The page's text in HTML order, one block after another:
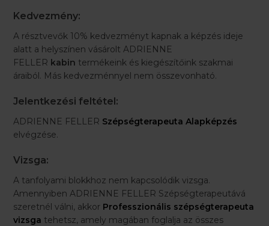
Kedvezmény:
A résztvevők 10% kedvezményt kapnak a képzés ideje
alatt a helyszínen vásárolt ADRIENNE
FELLER kabin termékeink és kiegészítőink szakmai
áraiból. Más kedvezménnyel nem összevonható.
Jelentkezési feltétel:
ADRIENNE FELLER Szépségterapeuta Alapképzés
elvégzése.
Vizsga:
A tanfolyami blokkhoz nem kapcsolódik vizsga.
Amennyiben ADRIENNE FELLER Szépségterapeutává
szeretnél válni, akkor Professzionális szépségterapeuta
vizsga tehetsz, amely magában foglalja az összes